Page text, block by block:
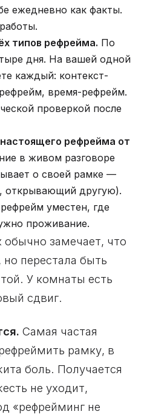
ежедневно как факты.
типов рефрейма. По
дня. На вашей одной
каждый: контекст-
время-рефрейм.
проверкой после
рефрейма от
в живом разговоре
о своей рамке —
открывающий другую).
уместен, где
проживание.
обычно замечает, что
перестала быть
У комнаты есть
сдвиг.
Самая частая
рамку, в
боль. Получается
не уходит,
«рефрейминг не